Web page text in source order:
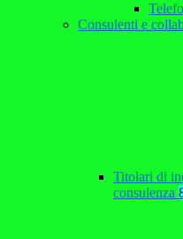
Consulenti e
Titolari di
consulenza